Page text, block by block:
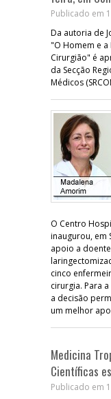
Publicado em
Da autoria de
"O Homem e a
Cirurgião" é
da Secção
Médicos
O Centro
inaugurou, em
apoio a
cinco
cirurgia. Para
a decisão
um melhor
Medicina
Científicas
Publicado em